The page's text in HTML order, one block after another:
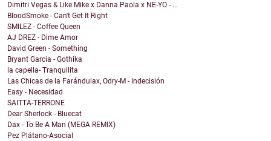
Dimitri Vegas & Like Mike x Danna Paola x NE-YO - ...
BloodSmoke - Can't Get It Right
SMILEZ - Coffee Queen
AJ DREZ - Dime Amor
David Green - Something
Bryant Garcia - Gothika
la capella- Tranquilita
Las Chicas de la Farándulax, Odry-M - Indecisión
Easy - Necesidad
SAITTA-TERRONE
Dear Sherlock - Bluecat
Dax - To Be A Man (MEGA REMIX)
Pez Plátano-Asocial